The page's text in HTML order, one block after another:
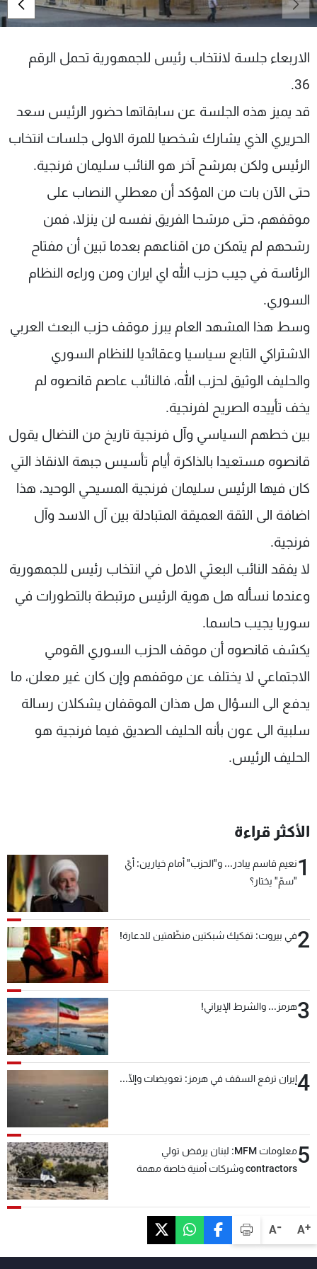
A+
A-
الاربعاء جلسة لانتخاب رئيس للجمهورية تحمل الرقم
36.
قد يميز هذه الجلسة عن سابقاتها حضور الرئيس سعد
الحريري الذي يشارك شخصيا للمرة الاولى جلسات انتخاب
الرئيس ولكن بمرشح آخر هو النائب سليمان فرنجية.
حتى الآن بات من المؤكد أن معطلي النصاب على
موقفهم، حتى مرشحا الفريق نفسه لن ينزلا، فمن
رشحهم لم يتمكن من اقناعهم بعدما تبين أن مفتاح
الرئاسة في جيب حزب الله اي ايران ومن وراءه النظام
السوري.
وسط هذا المشهد العام يبرز موقف حزب البعث العربي
الاشتراكي التابع سياسيا وعقائديا للنظام السوري
والحليف الوثيق لحزب الله، فالنائب عاصم قانصوه لم
يخف تأييده الصريح لفرنجية.
بين خطهم السياسي وآل فرنجية تاريخ من النضال يقول
قانصوه مستعيدا بالذاكرة أيام تأسيس جبهة الانقاذ التي
كان فيها الرئيس سليمان فرنجية المسيحي الوحيد، هذا
اضافة الى الثقة العميقة المتبادلة بين آل الاسد وآل
فرنجية.
لا يفقد النائب البعثي الامل في انتخاب رئيس للجمهورية
وعندما نسأله هل هوية الرئيس مرتبطة بالتطورات في
سوريا يجيب حاسما.
يكشف قانصوه أن موقف الحزب السوري القومي
الاجتماعي لا يختلف عن موقفهم وإن كان غير معلن، ما
يدفع الى السؤال هل هذان الموقفان يشكلان رسالة
سلبية الى عون بأنه الحليف الصديق فيما فرنجية هو
الحليف الرئيس.
الأكثر قراءة
1نعيم قاسم يبادر... و"الحزب" أمام خيارين: أيّ
"سمّ" يختار؟
2في بيروت: تفكيك شبكتين منظّمتين للدعارة!
3هرمز... والشرط الإيراني!
4إيران ترفع السقف في هرمز: تعويضات وإلّا...
5
معلومات MFM: لبنان يرفض تولي
contractors وشركات أمنية خاصة مهمة
شاهد البرامج
عن MTV
لاعلاناتكم
شروط الإسـتخدام